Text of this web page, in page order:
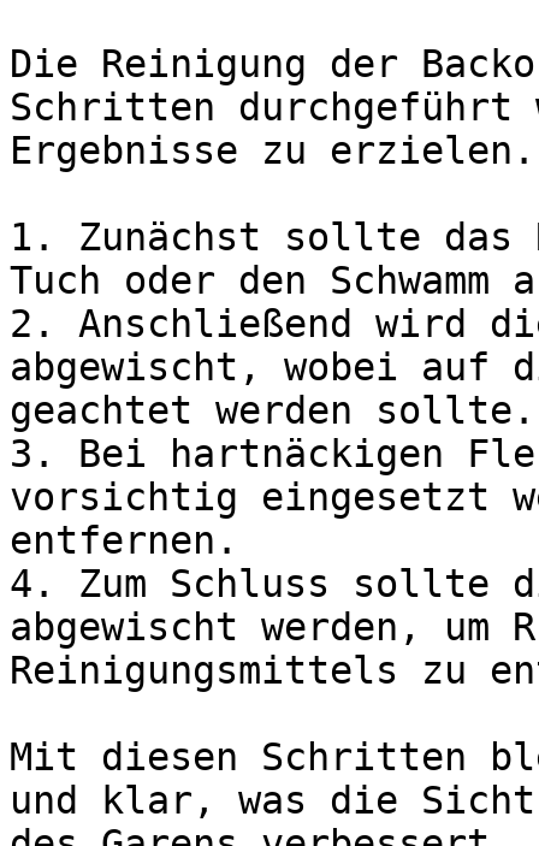
Die Reinigung der
Schritten durchgeführt
Ergebnisse zu erzielen.
1. Zunächst sollte das
Tuch oder den
2. Anschließend wird
abgewischt, wobei auf
geachtet werden sollte.
3. Bei hartnäckigen
vorsichtig eingesetzt
entfernen.
4. Zum Schluss sollte
abgewischt werden, um
Reinigungsmittels zu
Mit diesen Schritten
und klar, was die Sicht